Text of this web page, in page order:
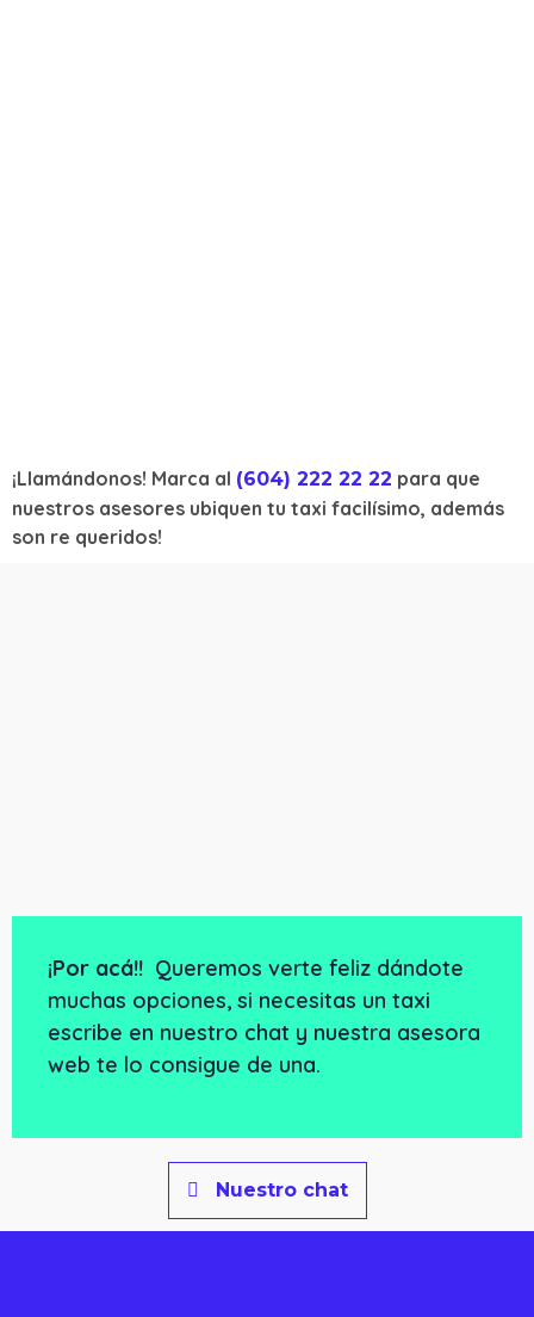
¡Llamándonos! Marca al (604) 222 22 22 para que
nuestros asesores ubiquen tu taxi facilísimo, además
son re queridos!
¡Por acá!! Queremos verte feliz dándote
muchas opciones, si necesitas un taxi
escribe en nuestro chat y nuestra asesora
web te lo consigue de una.
Nuestro chat